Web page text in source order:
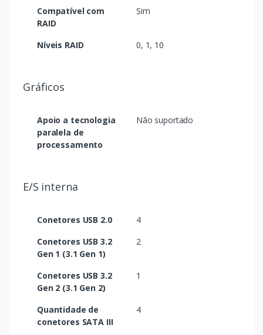
Compatível com
RAID
Sim
Níveis RAID 0, 1, 10
Gráficos
Apoio a tecnologia
paralela de
processamento
Não suportado
E/S interna
Conetores USB 2.0
4
Conetores USB 3.2
Gen 1 (3.1 Gen 1)
2
Conetores USB 3.2
Gen 2 (3.1 Gen 2)
1
Quantidade de
conetores SATA III
4